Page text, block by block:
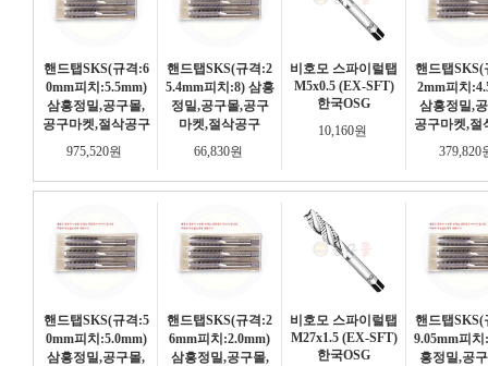
핸드탭SKS(규격:6
0mm피치:5.5mm)
삼흥정밀,공구몰,
공구마켓,절삭공구
975,520원
핸드탭SKS(규격:2
5.4mm피치:8) 삼흥
정밀,공구몰,공구
마켓,절삭공구
66,830원
비호모 스파이럴탭
M5x0.5 (EX-SFT)
한국OSG
10,160원
핸드탭SKS(
2mm피치
삼흥정밀,
공구마켓,절
379,820
핸드탭SKS(규격:5
0mm피치:5.0mm)
삼흥정밀,공구몰,
핸드탭SKS(규격:2
6mm피치:2.0mm)
삼흥정밀,공구몰,
비호모 스파이럴탭
M27x1.5 (EX-SFT)
한국OSG
핸드탭SKS(
9.05mm피치
흥정밀,공